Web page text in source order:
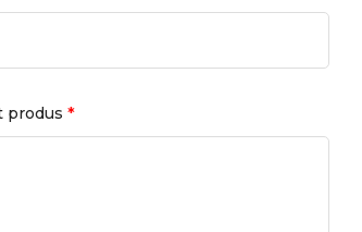
produs *